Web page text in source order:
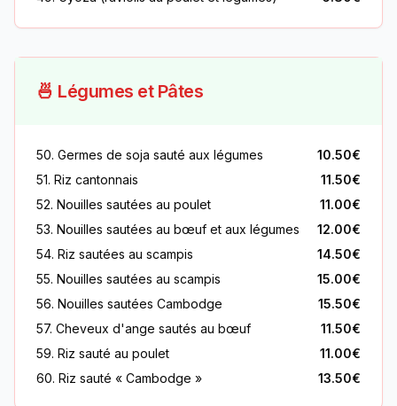
🍜 Légumes et Pâtes
50. Germes de soja sauté aux légumes
10.50€
51. Riz cantonnais
11.50€
52. Nouilles sautées au poulet
11.00€
53. Nouilles sautées au bœuf et aux légumes
12.00€
54. Riz sautées au scampis
14.50€
55. Nouilles sautées au scampis
15.00€
56. Nouilles sautées Cambodge
15.50€
57. Cheveux d'ange sautés au bœuf
11.50€
59. Riz sauté au poulet
11.00€
60. Riz sauté « Cambodge »
13.50€